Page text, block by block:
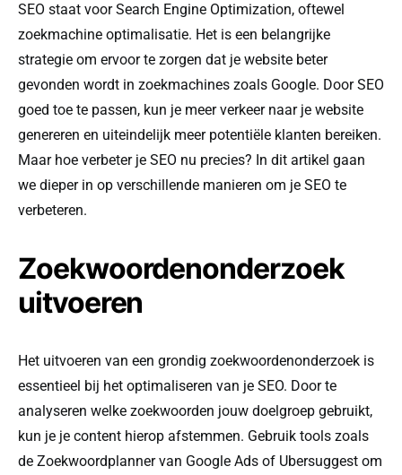
SEO staat voor Search Engine Optimization, oftewel
zoekmachine optimalisatie. Het is een belangrijke
strategie om ervoor te zorgen dat je website beter
gevonden wordt in zoekmachines zoals Google. Door SEO
goed toe te passen, kun je meer verkeer naar je website
genereren en uiteindelijk meer potentiële klanten bereiken.
Maar hoe verbeter je SEO nu precies? In dit artikel gaan
we dieper in op verschillende manieren om je SEO te
verbeteren.
Zoekwoordenonderzoek
uitvoeren
Het uitvoeren van een grondig zoekwoordenonderzoek is
essentieel bij het optimaliseren van je SEO. Door te
analyseren welke zoekwoorden jouw doelgroep gebruikt,
kun je je content hierop afstemmen. Gebruik tools zoals
de Zoekwoordplanner van Google Ads of Ubersuggest om